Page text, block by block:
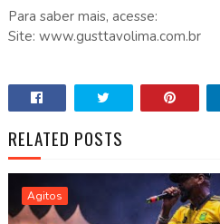
Para saber mais, acesse:
Site: www.gusttavolima.com.br
RELATED POSTS
Agitos